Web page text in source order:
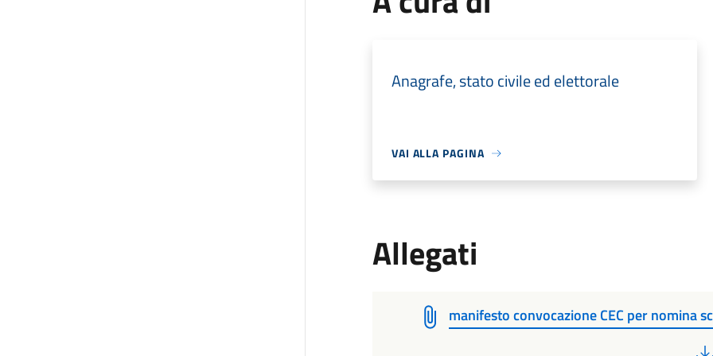
Anagrafe, stato civile ed elettorale
VAI ALLA PAGINA
Allegati
manifesto convocazione CEC per nomina